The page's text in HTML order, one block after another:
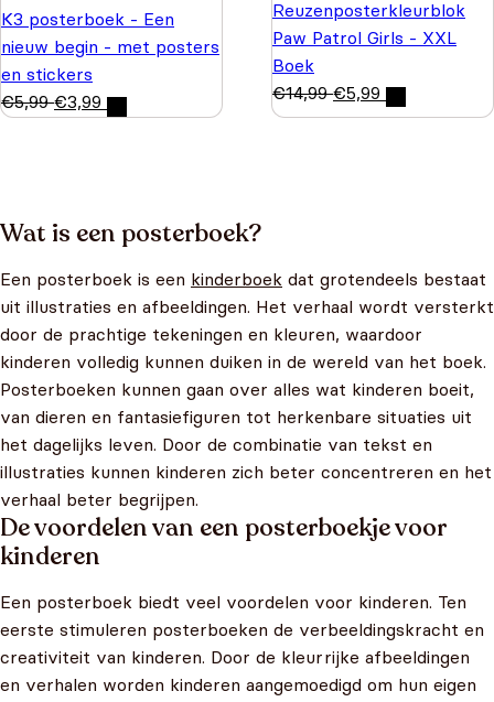
K3 posterboek - Een
nieuw begin - met posters
en stickers
€5,99 €3,99
Reuzenposterkleurblok
Paw Patrol Girls - XXL
Boek
€14,99 €5,99
Wat is een posterboek?
Een posterboek is een kinderboek dat grotendeels bestaat
uit illustraties en afbeeldingen. Het verhaal wordt versterkt
door de prachtige tekeningen en kleuren, waardoor
kinderen volledig kunnen duiken in de wereld van het boek.
Posterboeken kunnen gaan over alles wat kinderen boeit,
van dieren en fantasiefiguren tot herkenbare situaties uit
het dagelijks leven. Door de combinatie van tekst en
illustraties kunnen kinderen zich beter concentreren en het
verhaal beter begrijpen.
De voordelen van een posterboekje voor
kinderen
Een posterboek biedt veel voordelen voor kinderen. Ten
eerste stimuleren posterboeken de verbeeldingskracht en
creativiteit van kinderen. Door de kleurrijke afbeeldingen
en verhalen worden kinderen aangemoedigd om hun eigen